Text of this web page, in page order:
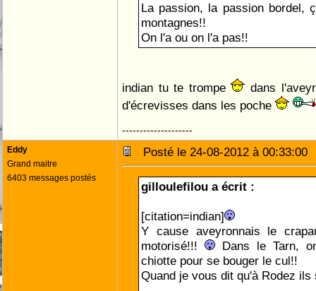
La passion, la passion bordel,
montagnes!!
On l'a ou on l'a pas!!
indian tu te trompe
dans
d'écrevisses dans les poche
--------------------
Eddy
Grand maitre
6403 messages postés
Posté le 24-08-2012 à
gilloulefilou a écrit :
[citation=indian]
Y cause aveyronnais le
motorisé!!!
Dans le Tarn,
chiotte pour se bouger le cul!!
Quand je vous dit qu'à Rodez